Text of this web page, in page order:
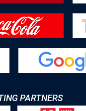
PARTNERS